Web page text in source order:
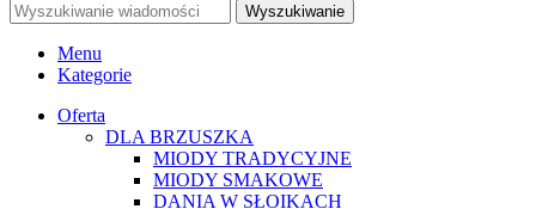
Wyszukiwanie
Menu
Kategorie
Oferta
DLA BRZUSZKA
MIODY TRADYCYJNE
MIODY SMAKOWE
DANIA W SŁOIKACH